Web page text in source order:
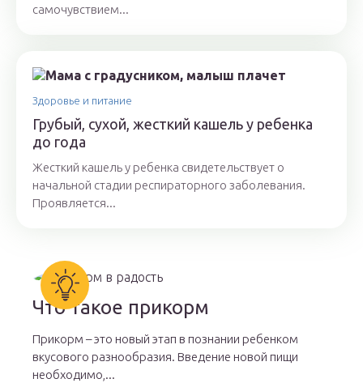
самочувствием...
Здоровье и питание
Грубый, сухой, жесткий кашель у ребенка
до года
Жесткий кашель у ребенка свидетельствует о
начальной стадии респираторного заболевания.
Проявляется...
Что такое прикорм
Прикорм – это новый этап в познании ребенком
вкусового разнообразия. Введение новой пищи
необходимо,...